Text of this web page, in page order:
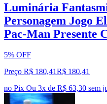
Luminária
Personagem Jogo
Pac-Man Presente
5% OFF
Preço R$ 180,41R$ 180,41
no Pix Ou 3x de R$ 63,30 sem